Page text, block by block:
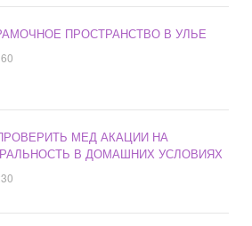
ПРОСТРАНСТВО В УЛЬЕ
МЕД АКАЦИИ НА
В ДОМАШНИХ УСЛОВИЯХ